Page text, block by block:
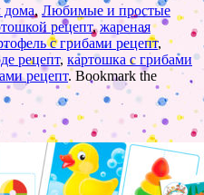
дома,Любимые и простые
рецепт,жареная
с грибами рецепт,
рецепт, картошка с грибами
рецепт. Bookmark the